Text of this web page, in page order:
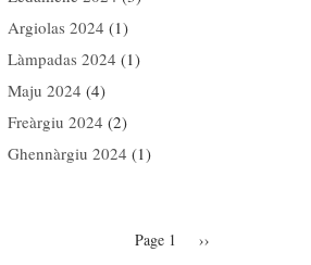
Argiolas 2024 (1)
Làmpadas 2024 (1)
Maju 2024 (4)
Freàrgiu 2024 (2)
Ghennàrgiu 2024 (1)
Page 1 Next
››